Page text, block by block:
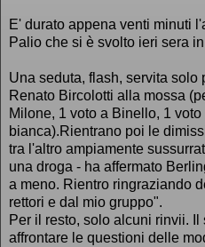
E' durato appena venti minuti
Palio che si è svolto ieri sera
Una seduta, flash, servita solo
Renato Bircolotti alla mossa
Milone, 1 voto a Binello, 1
bianca).Rientrano poi le
tra l'altro ampiamente
una droga - ha affermato
a meno. Rientro ringraziando
rettori e dal mio gruppo".
Per il resto, solo alcuni rinvii.
affrontare le questioni delle